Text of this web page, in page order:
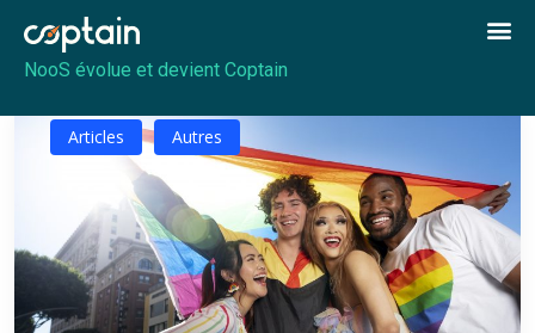
NooS évolue et devient Coptain
Articles Autres